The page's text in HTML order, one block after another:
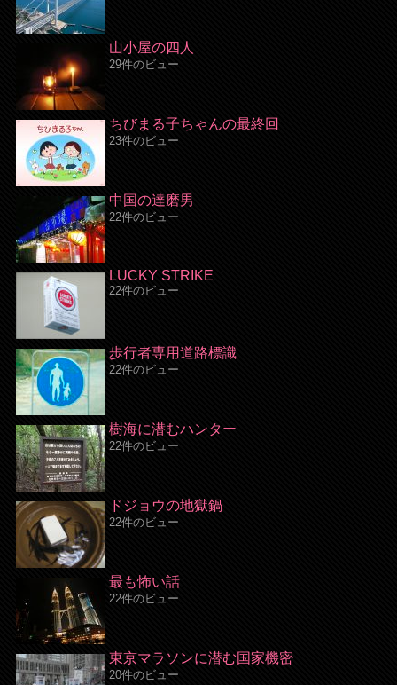
山小屋の四人
29件のビュー
ちびまる子ちゃんの最終回
23件のビュー
中国の達磨男
22件のビュー
LUCKY STRIKE
22件のビュー
歩行者専用道路標識
22件のビュー
樹海に潜むハンター
22件のビュー
ドジョウの地獄鍋
22件のビュー
最も怖い話
22件のビュー
東京マラソンに潜む国家機密
20件のビュー